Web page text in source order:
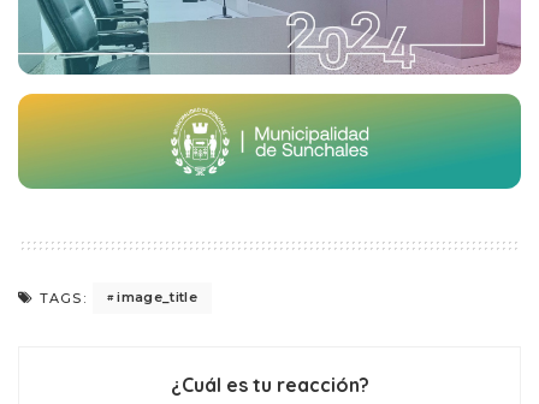
TAGS: image_title
¿Cuál es tu reacción?